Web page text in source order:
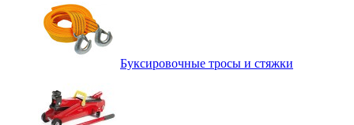
Буксировочные тросы и стяжки